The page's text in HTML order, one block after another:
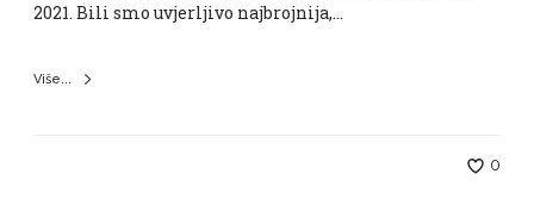
2021. Bili smo uvjerljivo najbrojnija,…
Više...
0